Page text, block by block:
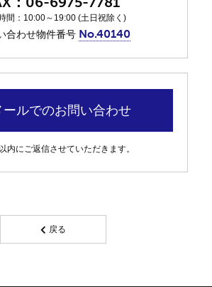
間：10:00～19:00 (土日祝除く)
合わせ物件番号 No.40140
ールでのお問い合わせ
内にご返信させていただきます。
戻る